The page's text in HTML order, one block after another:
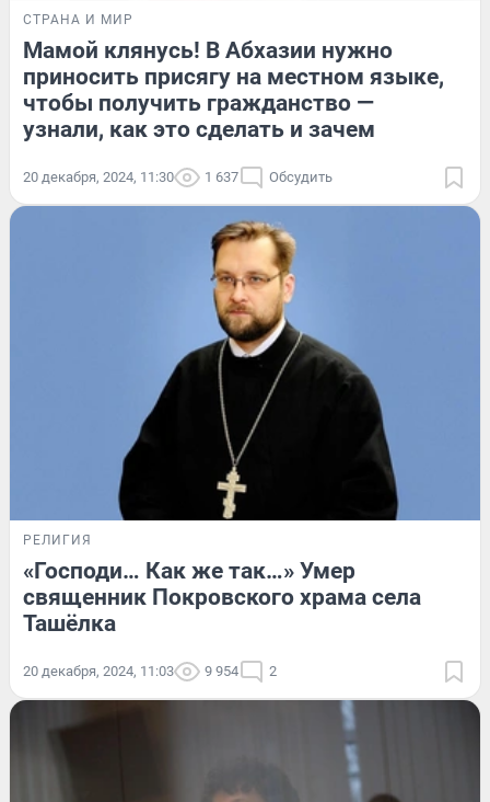
СТРАНА И МИР
Мамой клянусь! В Абхазии нужно
приносить присягу на местном языке,
чтобы получить гражданство —
узнали, как это сделать и зачем
20 декабря, 2024, 11:30 1 637 Обсудить
РЕЛИГИЯ
«Господи… Как же так…» Умер
священник Покровского храма села
Ташёлка
20 декабря, 2024, 11:03 9 954 2